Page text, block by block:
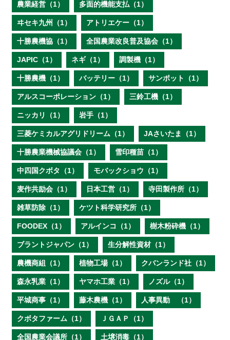
農業経営（1） 多面的機能支払（1）
ヰセキ九州（1） アトリエケー（1）
十勝農機協（1） 全国農業改良普及協会（1）
JAPIC（1） ネギ（1） 調製機（1）
十勝農機（1） バッテリー（1） サンポット（1）
アルスコーポレーション（1） 三鈴工機（1）
ニッカリ（1） 岩手（1）
三菱ケミカルアグリドリーム（1） JAさいたま（1）
十勝農業機械協議会（1） 雪印種苗（1）
中四国クボタ（1） モバックショウ（1）
麦作共励会（1） 日本工営（1） 寺田製作所（1）
雑草防除（1） ケツト科学研究所（1）
FOODEX（1） アルインコ（1） 樹木粉砕機（1）
ブラントジャパン（1） 生分解性資材（1）
農機商組（1） 植物工場（1） クバンランド社（1）
森永乳業（1） ヤマホ工業（1） ノズル（1）
平城商事（1） 藤木農機（1） 人事異動 （1）
クボタファーム（1） ＪＧＡＰ（1）
全国農業会議所（1） 土壌消毒（1）